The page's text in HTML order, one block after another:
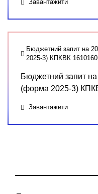
Завантажити
Бюджетний запит на
2025-3) КПКВК 1610160
Бюджетний запит
(форма 2025-3)
Завантажити